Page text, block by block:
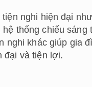
nghi hiện đại
hệ thống chiếu sáng
nghi khác giúp gia
đại và tiện lợi.